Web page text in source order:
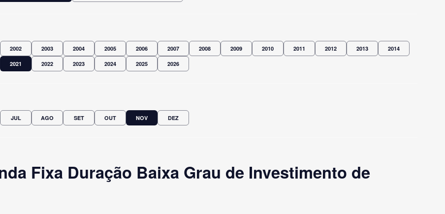
2002 2003 2004 2005 2006 2007 2008 2009 2010 2011 2012 2013 2014
2021 2022 2023 2024 2025 2026
JUL AGO SET OUT NOV DEZ
Fixa Duração Baixa Grau de Investimento de